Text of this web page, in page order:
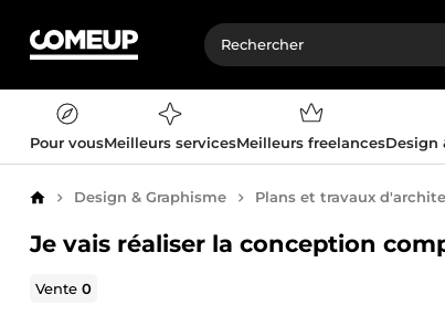
Pour vousMeilleurs servicesMeilleurs freelancesDesign
AccueilDesign & Graphisme Plans et travaux
Je vais réaliser la conception
Vente0